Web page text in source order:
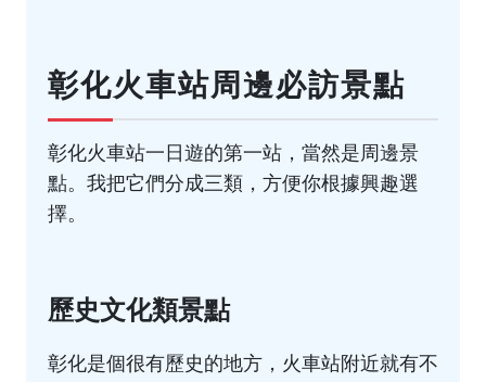
彰化火車站周邊必訪景點
彰化火車站一日遊的第一站，當然是周邊景
點。我把它們分成三類，方便你根據興趣選
擇。
歷史文化類景點
彰化是個很有歷史的地方，火車站附近就有不